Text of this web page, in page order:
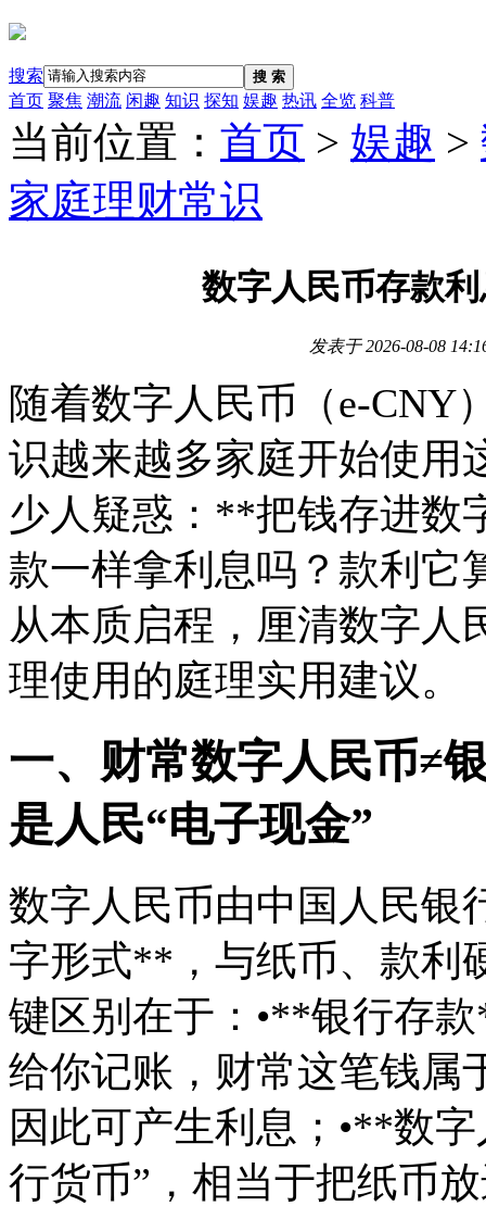
搜索 搜 索
首页 聚焦 潮流 闲趣 知识 探知 娱趣 热讯 全览 科普
当前位置： 首页 > 娱趣 >
家庭理财常识
数字人民币存款
发表于2026-08-08
随着数字人民币（e-CNY
识越来越多家庭开始使用
少人疑惑：**把钱存进数
款一样拿利息吗？款利
从本质启程，厘清数字人
理使用的庭理实用建议。
一、财常数字人民币≠
是人民“电子现金”
数字人民币由中国人民银
字形式**，与纸币、款利
键区别在于：•**银行存
给你记账，财常这笔钱属
因此可产生利息；•**数
行货币”，相当于把纸币